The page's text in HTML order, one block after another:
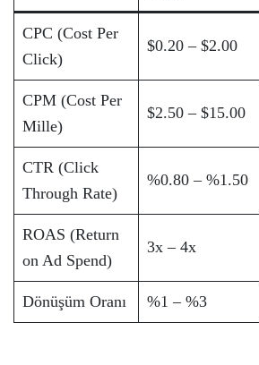
CPC (Cost Per
Click)
$0.20 – $2.00
CPM (Cost Per
Mille)
$2.50 – $15.00
CTR (Click
Through Rate)
%0.80 – %1.50
ROAS (Return
on Ad Spend)
3x – 4x
Dönüşüm Oranı %1 – %3